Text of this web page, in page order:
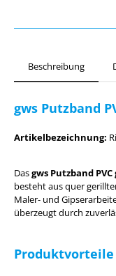
Beschreibung
gws Putzband
Artikelbezeichnung:
Dasgws Putzband
besteht aus quer
Maler- und
überzeugt durch
Produktvorteile